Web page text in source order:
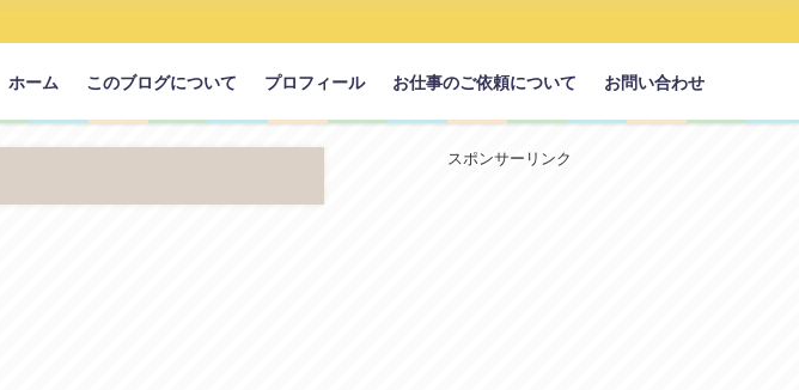
ホーム このブログについて プロフィール お仕事のご依頼について お問い合わせ
スポンサーリンク